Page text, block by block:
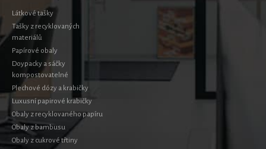
Látkové tašky
Tašky z recyklovaných
materiálů
Papírové obaly
Doypacky a sáčky
kompostovatelné
Plechové dózy a krabičky
Luxusní papirové krabičky
Obaly z recyklovaného papíru
Obaly z bambusu
Obaly z cukrové třtiny